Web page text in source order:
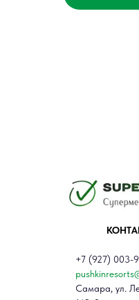
+7 (927) 003-
Самара, ул.